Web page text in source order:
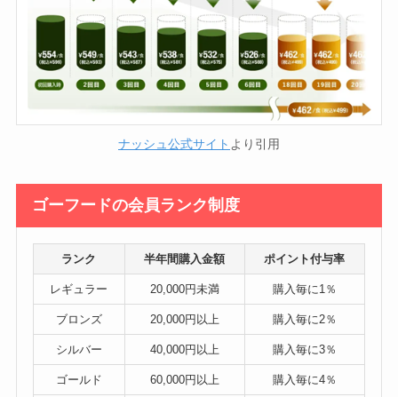
ナッシュ公式サイト より引用
ゴーフードの会員ランク制度
ランク 半年間購入金額 ポイント付与率
レギュラー 20,000円未満 購入毎に1％
ブロンズ 20,000円以上 購入毎に2％
シルバー 40,000円以上 購入毎に3％
ゴールド 60,000円以上 購入毎に4％